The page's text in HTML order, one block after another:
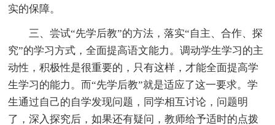
实的保障。
三、尝试“先学后教”的方法，落实“自主、合作、探
究”的学习方式，全面提高语文能力。调动学生学习的主
动性，积极性是很重要的，只有这样，才能全面提高学
生学习的能力。而“先学后教”就是适应了这一要求。学
生通过自己的自学发现问题，同学相互讨论，问题明
了，深入探究后，如果还有疑问，教师给予适时的点拨